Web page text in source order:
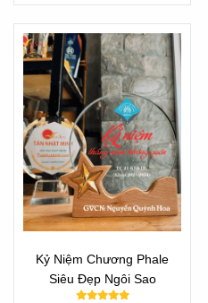
Kỷ Niệm Chương Phale
Siêu Đẹp Ngôi Sao